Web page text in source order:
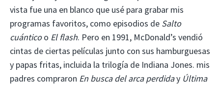
vista fue una en blanco que usé para grabar mis
programas favoritos, como episodios de Salto
cuánticoo El flash. Pero en 1991, McDonald’s vendió
cintas de ciertas películas junto con sus hamburguesas
y papas fritas, incluida la trilogía de Indiana Jones. mis
padres compraron En busca del arca perdiday Última